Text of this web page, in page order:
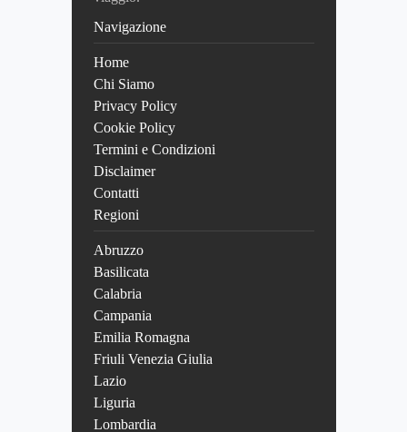
Navigazione
Home
Chi Siamo
Privacy Policy
Cookie Policy
Termini e Condizioni
Disclaimer
Contatti
Regioni
Abruzzo
Basilicata
Calabria
Campania
Emilia Romagna
Friuli Venezia Giulia
Lazio
Liguria
Lombardia